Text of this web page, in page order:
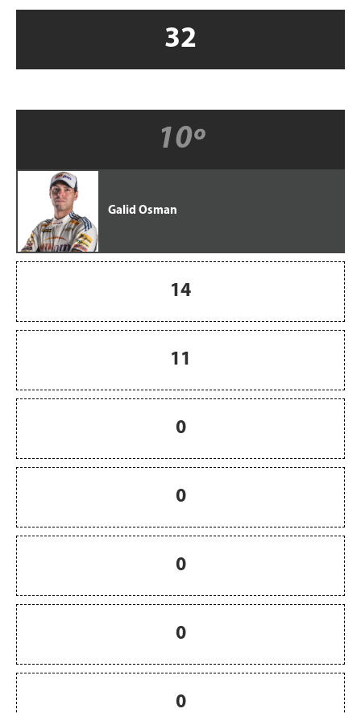
32
10º
Galid Osman
14
11
0
0
0
0
0